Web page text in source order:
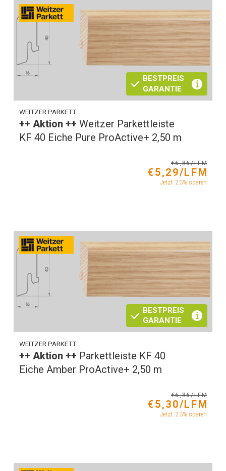
BESTPREIS
GARANTIE
WEITZER PARKETT
++ Aktion ++Weitzer Parkettleiste
KF 40 Eiche Pure ProActive+ 2,50 m
€6,86/LFM
€5,29/LFM
Jetzt: 23% sparen
BESTPREIS
GARANTIE
WEITZER PARKETT
++ Aktion ++ Parkettleiste KF 40
Eiche Amber ProActive+ 2,50 m
€6,86/LFM
€5,30/LFM
Jetzt: 23% sparen